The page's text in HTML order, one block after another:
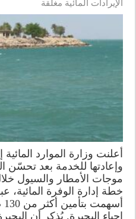
الإيرادات المائية مغلقة
أعلنت وزارة الموارد المائية
وإعادتها للخدمة بعد تحسّن
خطة إدارة الوفرة المائية،
إحياء البحيرة. يُذكر أن